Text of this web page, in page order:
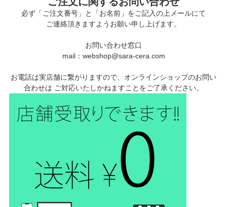
必ず「ご注文番号」と「お名前」をご記入の上メールにて
ご連絡頂きますようお願い申し上げます。
お問い合わせ窓口
mail：webshop@sara-cera.com
お電話は実店舗に繋がりますので、オンラインショップのお問い
合わせは ご対応いたしかねますことをご了承ください。